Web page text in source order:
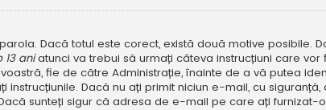
Dacă totul este corect, există două motive posibile.
13 aniatunci va trebui să urmați câteva instrucțiuni care
fie de către Administrație, înainte de a vă putea
instrucțiunile. Dacă nu ați primit niciun e-mail, cu
sunteți sigur că adresa de e-mail pe care ați furnizat-